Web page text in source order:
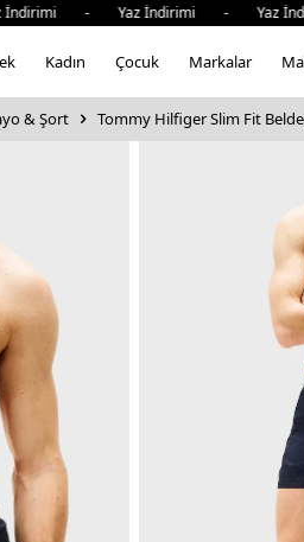
- Yaz İndirimi - Yaz
Kadın Çocuk Markalar
& Şort Tommy Hilfiger Slim Fit